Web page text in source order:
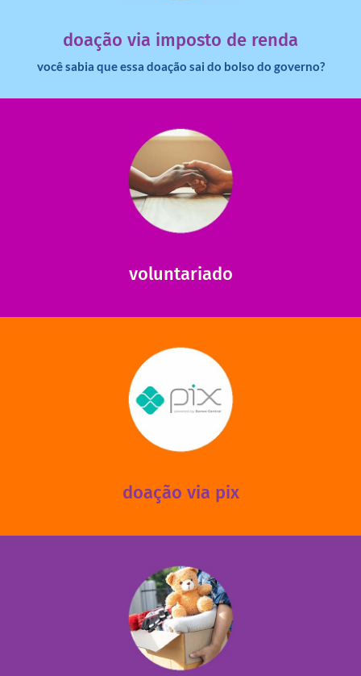
doação via imposto de renda
você sabia que essa doação sai do bolso do governo?
voluntariado
ajudar com certos assuntos. Entre em contato conosco e
saiba como nos ajudar.
saiba mais
doação via pix
via PIX? Elas também são muito importantes para
mantermos nossas unidades em funcionamento!
saiba mais
Você pode doar esses itens na Rua Belmonte, 547 – Vila
Leopoldina – De segunda a sexta, das 8h30 às 11h30 e
das 13h30 às 17h30 (sextas até às 16h30).
fale conosco